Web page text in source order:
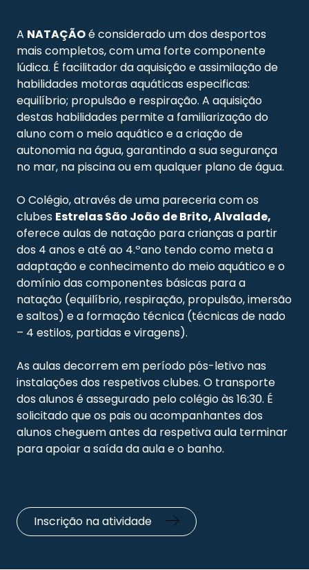
A NATAÇÃOé considerado um dos desportos
mais completos, com uma forte componente
lúdica. É facilitador da aquisição e assimilação de
habilidades motoras aquáticas especificas:
equilíbrio; propulsão e respiração. A aquisição
destas habilidades permite a familiarização do
aluno com o meio aquático e a criação de
autonomia na água, garantindo a sua segurança
no mar, na piscina ou em qualquer plano de água.
O Colégio, através de uma pareceria com os
clubes Estrelas São João de Brito, Alvalade,
oferece aulas de natação para crianças a partir
dos 4 anos e até ao 4.ºano tendo como meta a
adaptação e conhecimento do meio aquático e o
domínio das componentes básicas para a
natação (equilíbrio, respiração, propulsão, imersão
e saltos) e a formação técnica (técnicas de nado
– 4 estilos, partidas e viragens).
As aulas decorrem em período pós-letivo nas
instalações dos respetivos clubes. O transporte
dos alunos é assegurado pelo colégio às 16:30. É
solicitado que os pais ou acompanhantes dos
alunos cheguem antes da respetiva aula terminar
para apoiar a saída da aula e o banho.
Inscrição na atividade